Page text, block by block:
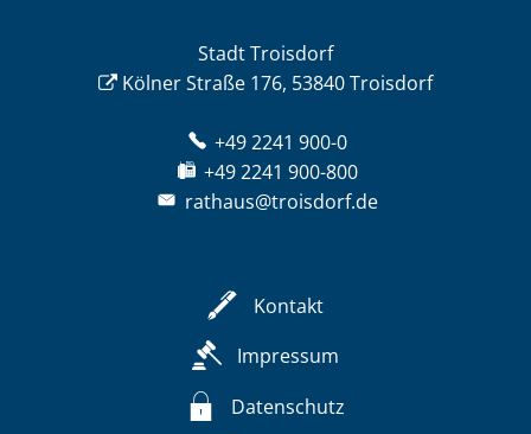
Stadt Troisdorf
Kölner Straße 176, 53840 Troisdorf
+49 2241 900-0
+49 2241 900-800
rathaus@troisdorf.de
Kontakt
Impressum
Datenschutz